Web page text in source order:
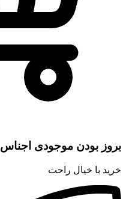
بروز بودن موجودی اجناس
خرید با خیال راحت